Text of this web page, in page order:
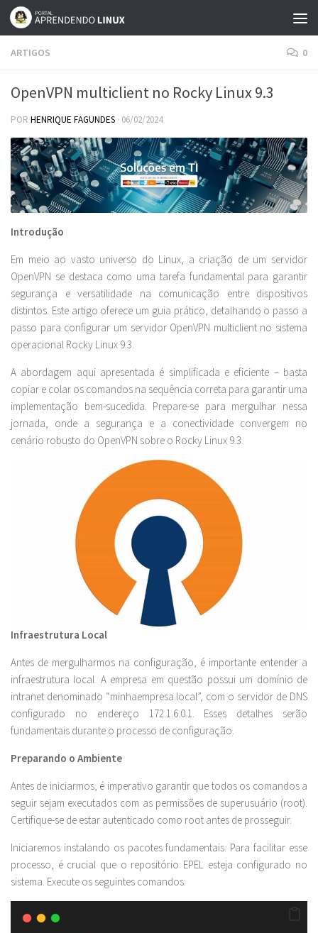
Skip to content
ARTIGOS 0
OpenVPN multiclient no Rocky Linux 9.3
POR HENRIQUE FAGUNDES · 06/02/2024
Introdução
Em meio ao vasto universo do Linux, a criação de um servidor
OpenVPN se destaca como uma tarefa fundamental para garantir
segurança e versatilidade na comunicação entre dispositivos
distintos. Este artigo oferece um guia prático, detalhando o passo a
passo para configurar um servidor OpenVPN multiclient no sistema
operacional Rocky Linux 9.3.
A abordagem aqui apresentada é simplificada e eficiente – basta
copiar e colar os comandos na sequência correta para garantir uma
implementação bem-sucedida. Prepare-se para mergulhar nessa
jornada, onde a segurança e a conectividade convergem no
cenário robusto do OpenVPN sobre o Rocky Linux 9.3.
Infraestrutura Local
Antes de mergulharmos na configuração, é importante entender a
infraestrutura local. A empresa em questão possui um domínio de
intranet denominado “minhaempresa.local”, com o servidor de DNS
configurado no endereço 172.1.6.0.1. Esses detalhes serão
fundamentais durante o processo de configuração.
Preparando o Ambiente
Antes de iniciarmos, é imperativo garantir que todos os comandos a
seguir sejam executados com as permissões de superusuário (root).
Certifique-se de estar autenticado como root antes de prosseguir.
Iniciaremos instalando os pacotes fundamentais. Para facilitar esse
processo, é crucial que o repositório EPEL esteja configurado no
sistema. Execute os seguintes comandos: